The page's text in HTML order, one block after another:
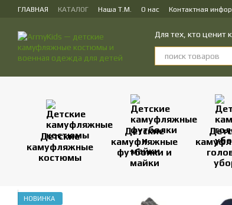
Перейти к основному контенту
ГЛАВНАЯ КАТАЛОГ Наша Т.М. О нас Контактная
Для тех, кто ценит
Детские
камуфляжные
костюмы
Детские
камуфляжные
футболки и
майки
НОВИНКА